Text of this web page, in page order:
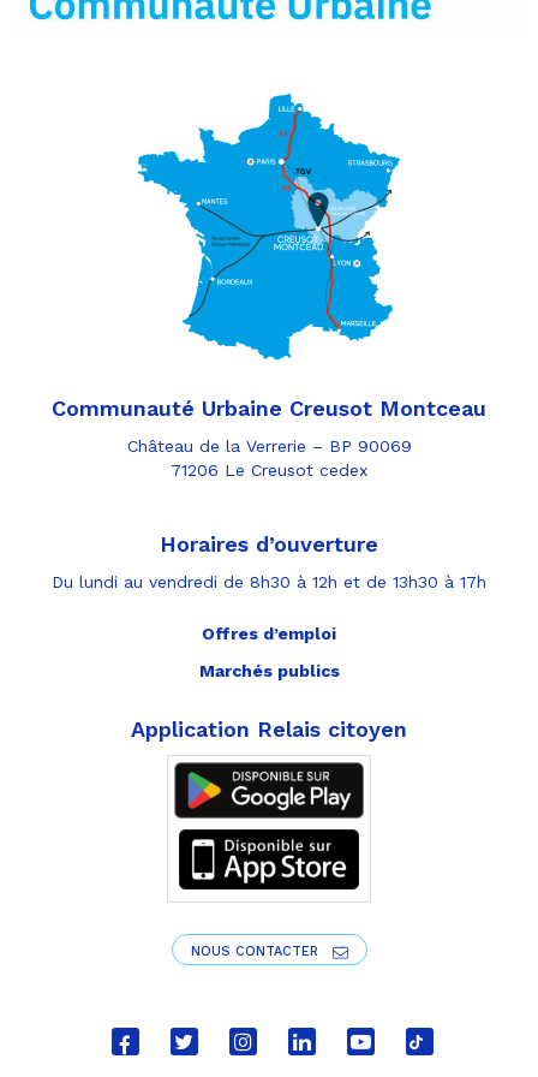
Communauté Urbaine Creusot Montceau
Château de la Verrerie – BP 90069
71206 Le Creusot cedex
Horaires d’ouverture
Du lundi au vendredi de 8h30 à 12h et de 13h30 à 17h
Lien
Lien
Lien
Lien
Lien
Lien
Offres d’emploi
Marchés publics
Application Relais citoyen
NOUS CONTACTER